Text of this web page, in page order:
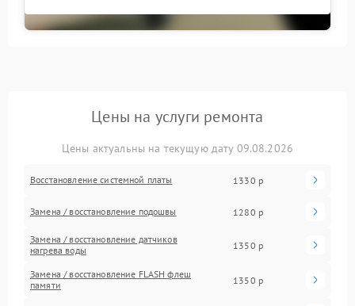
Цены на услуги ремонта
Цены актуальны на текущую дату 09.08.2026
Восстановление системной платы 1330 р
Замена / восстановление подошвы 1280 р
Замена / восстановление датчиков
нагрева воды
1350 р
Замена / восстановление FLASH флеш
памяти
1350 р